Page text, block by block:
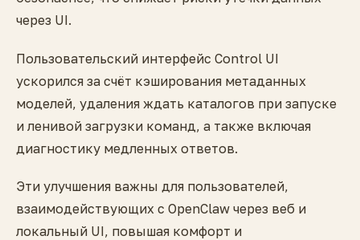
через UI.
Пользовательский интерфейс Control UI
ускорился за счёт кэширования метаданных
моделей, удаления ждать каталогов при запуске
и ленивой загрузки команд, а также включая
диагностику медленных ответов.
Эти улучшения важны для пользователей,
взаимодействующих с OpenClaw через веб и
локальный UI, повышая комфорт и